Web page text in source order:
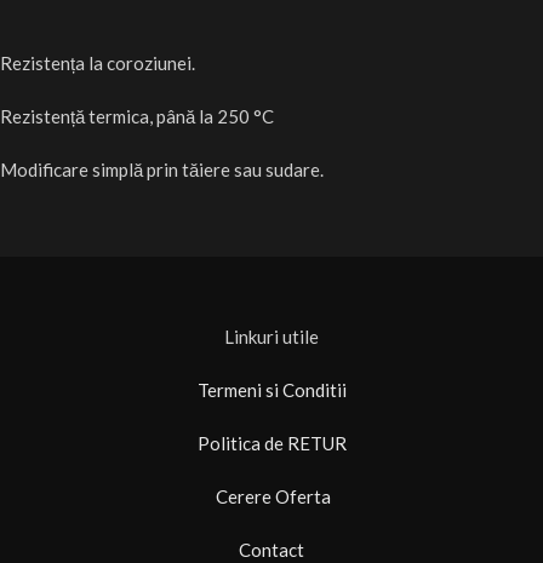
Rezistența la coroziunei.
Rezistență termica, până la 250 °C
Modificare simplă prin tăiere sau sudare.
Linkuri utile
Termeni si Conditii
Politica de RETUR
Cerere Oferta
Contact